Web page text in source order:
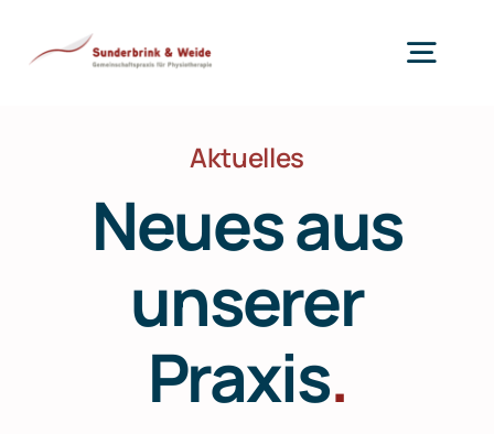
Inhalt
Kinder
Praxis
Aktuelles
Neues aus
unserer
Praxis.